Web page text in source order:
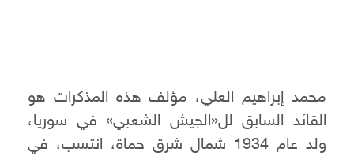
محمد إبراهيم العلي، مؤلف هذه المذكرات هو
القائد السابق لل«الجيش الشعبي» في سوريا،
ولد عام 1934 شمال شرق حماة، انتسب، في